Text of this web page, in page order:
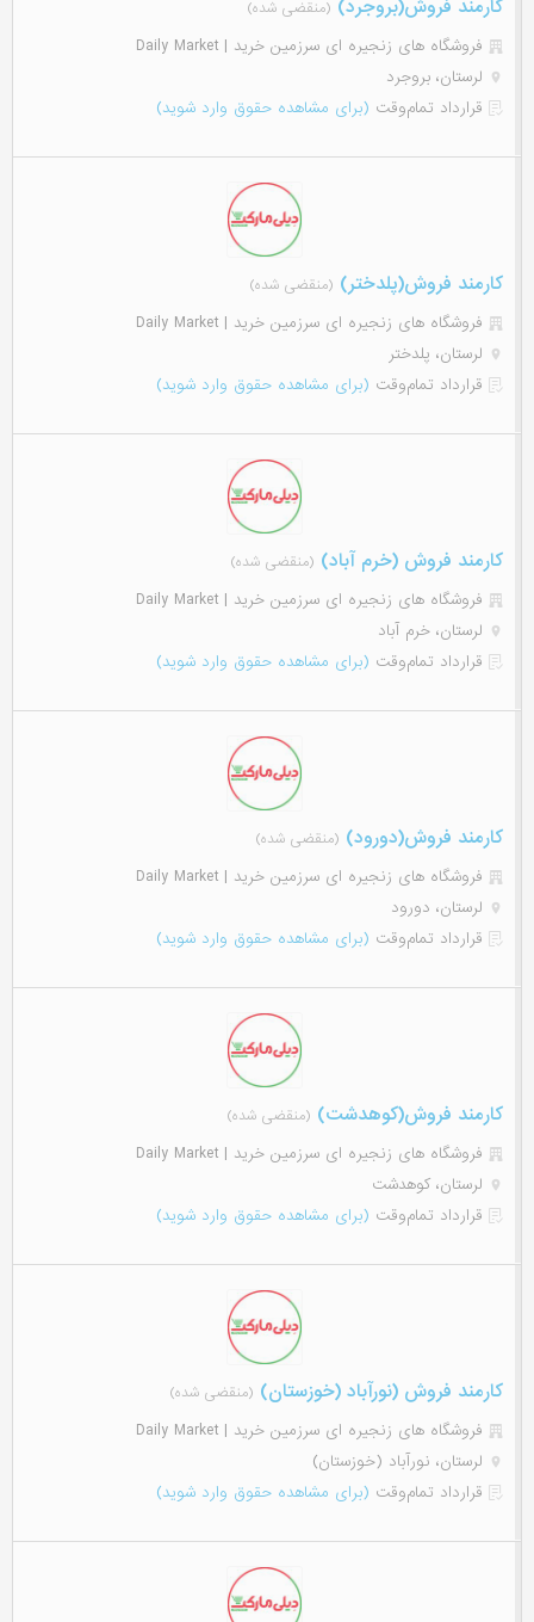
کارمند فروش(بروجرد) (منقضی شده)
فروشگاه های زنجیره ای سرزمین خرید | Daily Market
لرستان، بروجرد
قرارداد تمام‌وقت (برای مشاهده حقوق وارد شوید)
کارمند فروش(پلدختر) (منقضی شده)
فروشگاه های زنجیره ای سرزمین خرید | Daily Market
لرستان، پلدختر
قرارداد تمام‌وقت (برای مشاهده حقوق وارد شوید)
کارمند فروش (خرم آباد) (منقضی شده)
فروشگاه های زنجیره ای سرزمین خرید | Daily Market
لرستان، خرم آباد
قرارداد تمام‌وقت (برای مشاهده حقوق وارد شوید)
کارمند فروش(دورود) (منقضی شده)
فروشگاه های زنجیره ای سرزمین خرید | Daily Market
لرستان، دورود
قرارداد تمام‌وقت (برای مشاهده حقوق وارد شوید)
کارمند فروش(کوهدشت) (منقضی شده)
فروشگاه های زنجیره ای سرزمین خرید | Daily Market
لرستان، کوهدشت
قرارداد تمام‌وقت (برای مشاهده حقوق وارد شوید)
کارمند فروش (نورآباد (خوزستان) (منقضی شده)
فروشگاه های زنجیره ای سرزمین خرید | Daily Market
لرستان، نورآباد (خوزستان)
قرارداد تمام‌وقت (برای مشاهده حقوق وارد شوید)